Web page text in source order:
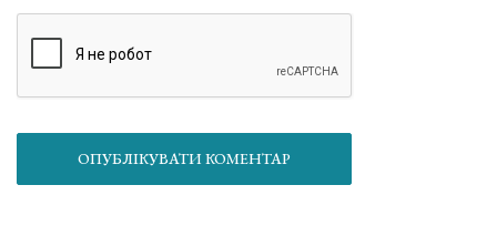
ОПУБЛІКУВАТИ КОМЕНТАР